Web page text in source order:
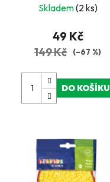
Skladem(2 ks)
49 Kč
149 Kč (–67 %)
DO KOŠÍKU